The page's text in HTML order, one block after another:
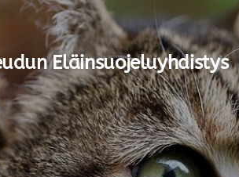
Eläinsuojeluyhdistys